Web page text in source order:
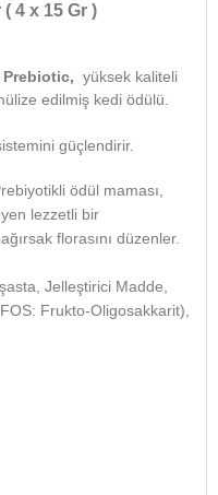
4 x 15 Gr )
Prebiotic, yüksek kaliteli
edilmiş kedi ödülü.
güçlendirir.
ödül maması,
lezzetli bir
florasını düzenler.
Jelleştirici Madde,
Frukto-Oligosakkarit),